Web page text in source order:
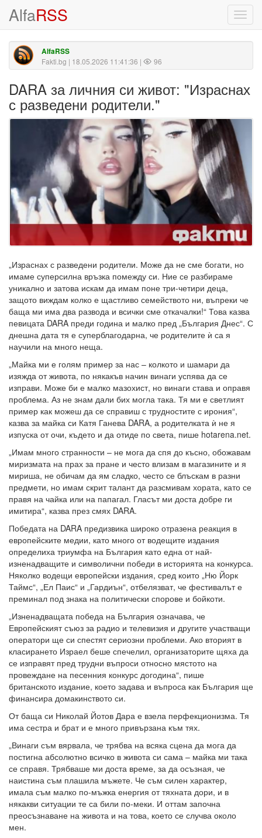
AlfaRSS
AlfaRSS
Fakti.bg | 18.05.2026 11:41:36 | 96
DARA за личния си живот: "Израснах
с разведени родители."
„Израснах с разведени родители. Може да не сме богати, но
имаме суперсилна връзка помежду си. Ние се разбираме
уникално и затова искам да имам поне три-четири деца,
защото виждам колко е щастливо семейството ни, въпреки че
баща ми има два развода и всички сме откачалки!“ Това казва
певицата DARA преди година и малко пред „България Днес“. С
днешна дата тя е суперблагодарна, че родителите ѝ са я
научили на много неща.
„Майка ми е голям пример за нас – колкото и шамари да
изяжда от живота, по някакъв начин винаги успява да се
изправи. Може би е малко мазохист, но винаги става и оправя
проблема. Аз не знам дали бих могла така. Тя ми е светлият
пример как можеш да се справиш с трудностите с ирония“,
казва за майка си Катя Ганева DARA, а родителката ѝ не я
изпуска от очи, където и да отиде по света, пише hotarena.net.
„Имам много странности – не мога да спя до късно, обожавам
миризмата на прах за пране и често влизам в магазините и я
мириша, не обичам да ям сладко, често се блъскам в разни
предмети, но имам скрит талант да разсмивам хората, като се
правя на чайка или на папагал. Гласът ми доста добре ги
имитира“, казва през смях DARA.
Победата на DARA предизвика широко отразена реакция в
европейските медии, като много от водещите издания
определиха триумфа на България като една от най-
изненадващите и символични победи в историята на конкурса.
Няколко водещи европейски издания, сред които „Ню Йорк
Таймс“, „Ел Паис“ и „Гардиън“, отбелязват, че фестивалът е
преминал под знака на политически спорове и бойкоти.
„Изненадващата победа на България означава, че
Европейският съюз за радио и телевизия и другите участващи
оператори ще си спестят сериозни проблеми. Ако вторият в
класирането Израел беше спечелил, организаторите щяха да
се изправят пред трудни въпроси относно мястото на
провеждане на песенния конкурс догодина“, пише
британското издание, което задава и въпроса как България ще
финансира домакинството си.
От баща си Николай Йотов Дара е взела перфекционизма. Тя
има сестра и брат и е много привързана към тях.
„Винаги съм вярвала, че трябва на всяка сцена да мога да
постигна абсолютно всичко в живота си сама – майка ми така
се справя. Трябваше ми доста време, за да осъзная, че
наистина съм плашила мъжете. Че съм силен характер,
имала съм малко по-мъжка енергия от тяхната дори, и в
някакви ситуации те са били по-меки. И оттам започна
преосъзнаване на живота и на това, което се случва около
мен.